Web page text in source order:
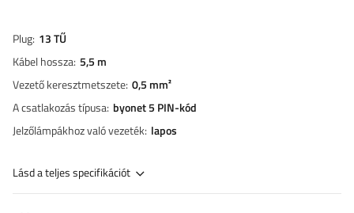
Plug 13 TŰ
Kábel hossza 5,5 m
Vezető keresztmetszete 0,5 mm²
A csatlakozás típusa byonet 5 PIN-kód
Jelzőlámpákhoz való vezeték lapos
Lásd a teljes specifikációt